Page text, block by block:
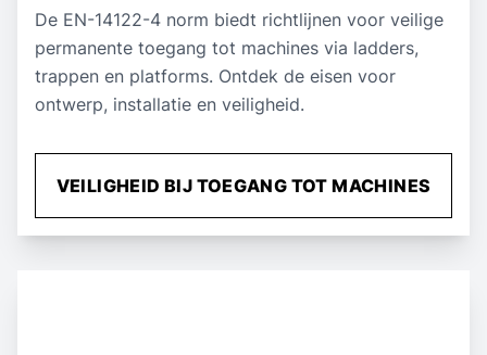
De EN-14122-4 norm biedt richtlijnen voor veilige
permanente toegang tot machines via ladders,
trappen en platforms. Ontdek de eisen voor
ontwerp, installatie en veiligheid.
VEILIGHEID BIJ TOEGANG TOT MACHINES